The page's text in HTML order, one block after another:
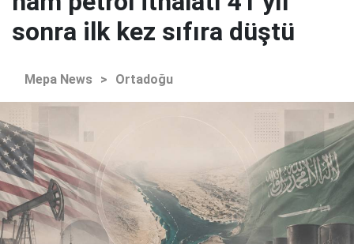
sonra ilk kez sıfıra düştü
Mepa News > Ortadoğu